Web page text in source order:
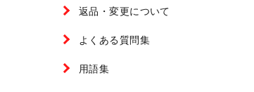
返品・変更について
よくある質問集
用語集